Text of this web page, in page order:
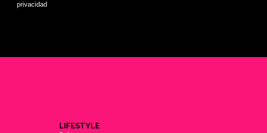
privacidad
LIFESTYLE